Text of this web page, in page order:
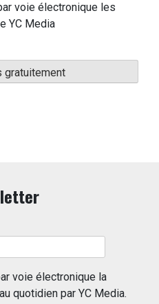
voie électronique les
YC Media
voie électronique la
quotidien par YC Media.